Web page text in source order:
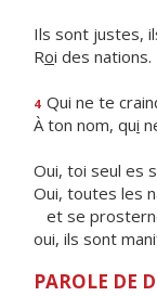
Ils sont justes,
Roi des nations.
4 Qui ne te
À ton nom, qui
Oui, toi seul es
Oui, toutes les
et se
oui, ils sont
PAROLE DE